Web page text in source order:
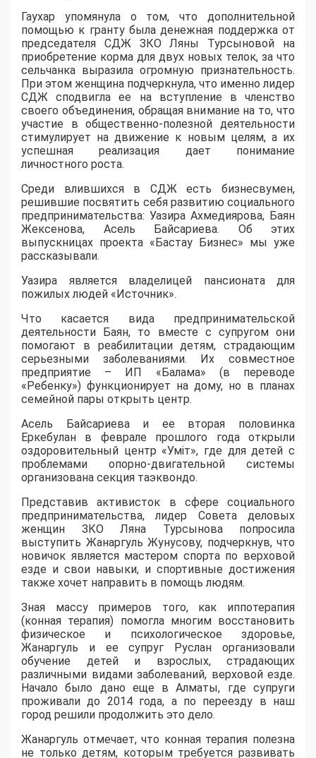
Гаухар упомянула о том, что дополнительной
помощью к гранту была денежная поддержка от
председателя СДЖ ЗКО Ляны Турсыновой на
приобретение корма для двух новых телок, за что
сельчанка выразила огромную признательность.
При этом женщина подчеркнула, что именно лидер
СДЖ сподвигла ее на вступление в членство
своего объединения, обращая внимание на то, что
участие в общественно-полезной деятельности
стимулирует на движение к новым целям, а их
успешная реализация дает понимание
личностного роста.
Среди влившихся в СДЖ есть бизнесвумен,
решившие посвятить себя развитию социального
предпринимательства: Уазира Ахмедиярова, Баян
Жексенова, Асель Байсариева. Об этих
выпускницах проекта «Бастау Бизнес» мы уже
рассказывали.
Уазира является владелицей пансионата для
пожилых людей «Источник».
Что касается вида предпринимательской
деятельности Баян, то вместе с супругом они
помогают в реабилитации детям, страдающим
серьезными заболеваниями. Их совместное
предприятие – ИП «Балама» (в переводе
«Ребенку») функционирует на дому, но в планах
семейной пары открыть центр.
Асель Байсариева и ее вторая половинка
Еркебулан в феврале прошлого года открыли
оздоровительный центр «Уміт», где для детей с
проблемами опорно-двигательной системы
организована секция таэквондо.
Представив активисток в сфере социального
предпринимательства, лидер Совета деловых
женщин ЗКО Ляна Турсынова попросила
выступить Жанаргуль Жунусову, подчеркнув, что
новичок является мастером спорта по верховой
езде и свои навыки, и спортивные достижения
также хочет направить в помощь людям.
Зная массу примеров того, как иппотерапия
(конная терапия) помогла многим восстановить
физическое и психологическое здоровье,
Жанаргуль и ее супруг Руслан организовали
обучение детей и взрослых, страдающих
различными видами заболеваний, верховой езде.
Начало было дано еще в Алматы, где супруги
проживали до 2014 года, а по переезду в наш
город решили продолжить это дело.
Жанаргуль отмечает, что конная терапия полезна
не только детям, которым требуется развивать